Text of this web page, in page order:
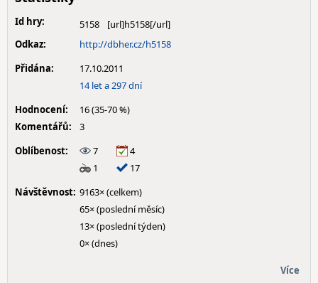
Id hry:
5158
Odkaz:
http://dbher.cz/h5158
Přidána:
17.10.2011
14 let a 297 dní
Hodnocení:
16 (35-70 %)
Komentářů:
3
Oblíbenost:
7
4
1
17
Návštěvnost: 9163× (celkem)
65× (poslední měsíc)
13× (poslední týden)
0× (dnes)
Více